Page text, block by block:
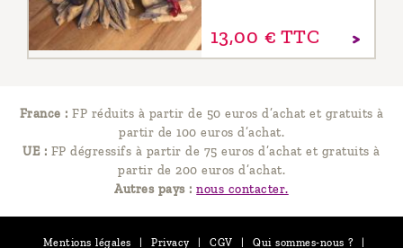
13,00 € TTC
France : FP réduits à partir de 50 euros d’achat et gratuits à
partir de 100 euros d’achat.
UE : FP dégressifs à partir de 75 euros d’achat et gratuits à
partir de 200 euros d’achat.
Autres pays : nous contacter.
Mentions légales Privacy CGV Qui sommes-nous ?